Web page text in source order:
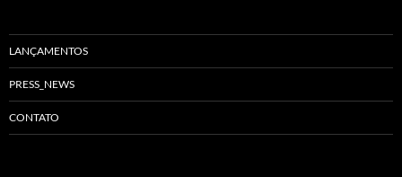
LANÇAMENTOS
PRESS_NEWS
CONTATO